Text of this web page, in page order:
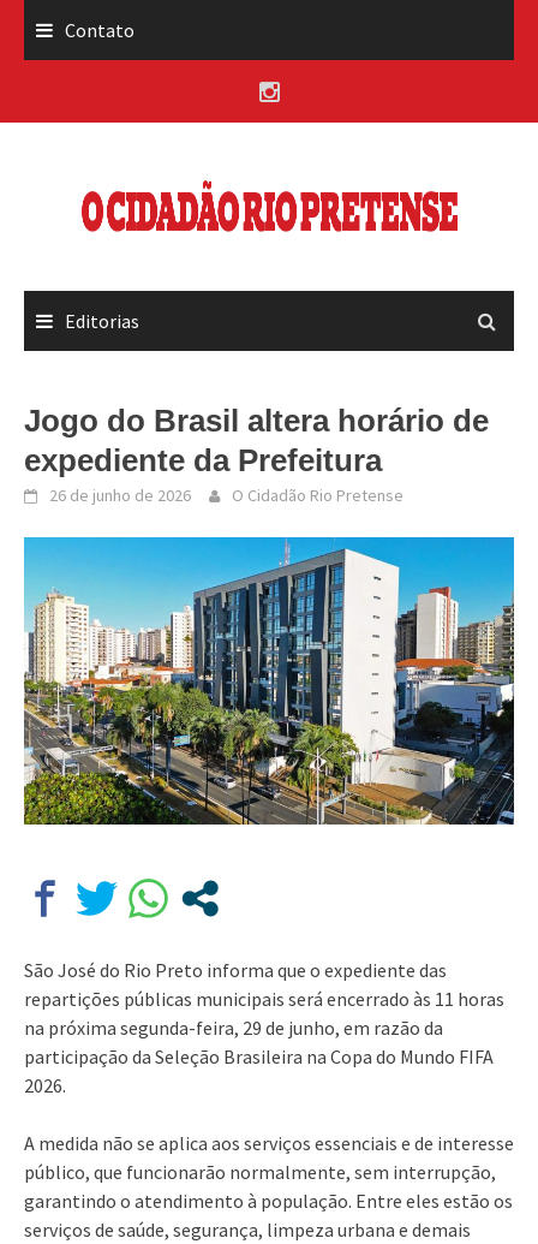
Contato
Editorias
Jogo do Brasil altera horário de
expediente da Prefeitura
26 de junho de 2026 O Cidadão Rio Pretense
São José do Rio Preto informa que o expediente das
repartições públicas municipais será encerrado às 11 horas
na próxima segunda-feira, 29 de junho, em razão da
participação da Seleção Brasileira na Copa do Mundo FIFA
2026.
A medida não se aplica aos serviços essenciais e de interesse
público, que funcionarão normalmente, sem interrupção,
garantindo o atendimento à população. Entre eles estão os
serviços de saúde, segurança, limpeza urbana e demais